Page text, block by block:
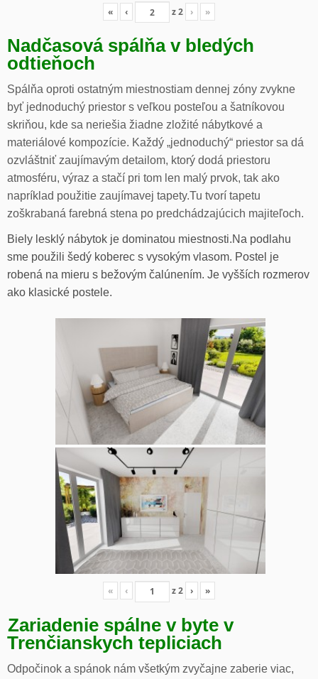
« ‹ z2 › »
Nadčasová spálňa v bledých
odtieňoch
Spálňa oproti ostatným miestnostiam dennej zóny zvykne
byť jednoduchý priestor s veľkou posteľou a šatníkovou
skriňou, kde sa neriešia žiadne zložité nábytkové a
materiálové kompozície. Každý „jednoduchý“ priestor sa dá
ozvláštniť zaujímavým detailom, ktorý dodá priestoru
atmosféru, výraz a stačí pri tom len malý prvok, tak ako
napríklad použitie zaujímavej tapety.Tu tvorí tapetu
zoškrabaná farebná stena po predchádzajúcich majiteľoch.
Biely lesklý nábytok je dominatou miestnosti.Na podlahu
sme použili šedý koberec s vysokým vlasom. Postel je
robená na mieru s bežovým čalúnením. Je vyšších rozmerov
ako klasické postele.
« ‹ z2 › »
Zariadenie spálne v byte v
Trenčianskych tepliciach
Odpočinok a spánok nám všetkým zvyčajne zaberie viac,